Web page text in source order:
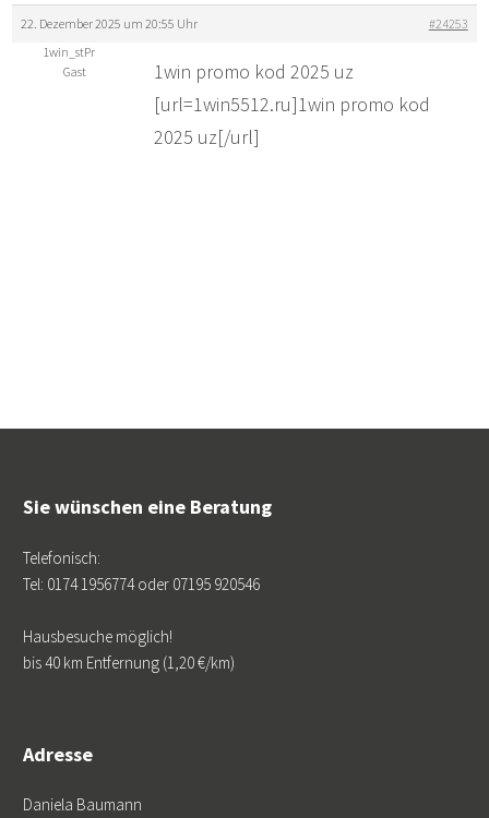
22. Dezember 2025 um 20:55 Uhr
#24253
1win_stPr
Gast
1win promo kod 2025 uz
[url=1win5512.ru]1win promo kod
2025 uz[/url]
Sie wünschen eine Beratung
Telefonisch:
Tel: 0174 1956774 oder 07195 920546
Hausbesuche möglich!
bis 40 km Entfernung (1,20 €/km)
Adresse
Daniela Baumann